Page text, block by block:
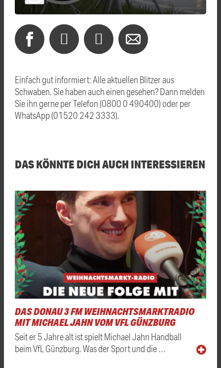
Einfach gut informiert: Alle aktuellen Blitzer aus
Schwaben. Sie haben auch einen gesehen? Dann melden
Sie ihn gerne per Telefon (0800 0 490400) oder per
WhatsApp (01520 242 3333).
DAS KÖNNTE DICH AUCH INTERESSIEREN
DAS DONAU 3 FM WEIHNACHTSMARKTRADIO
MIT MICHAEL JAHN VOM VFL GÜNZBURG
Seit er 5 Jahre alt ist spielt Michael Jahn Handball
beim VfL Günzburg. Was der Sport und die …